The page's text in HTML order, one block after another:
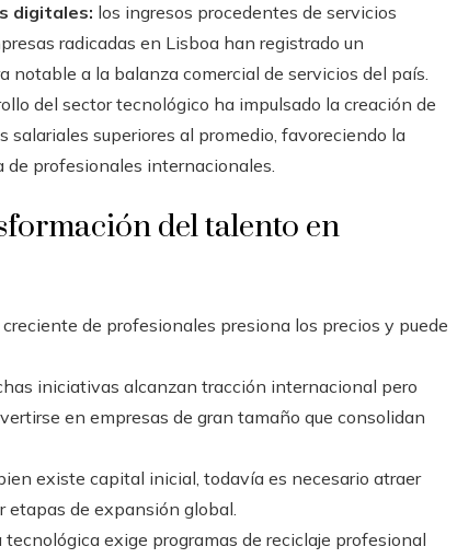
digitales: los ingresos procedentes de servicios
radicadas en Lisboa han registrado un
a la balanza comercial de servicios del país.
del sector tecnológico ha impulsado la creación de
superiores al promedio, favoreciendo la
profesionales internacionales.
del talento en
de profesionales presiona los precios y puede
iniciativas alcanzan tracción internacional pero
en empresas de gran tamaño que consolidan
existe capital inicial, todavía es necesario atraer
de expansión global.
exige programas de reciclaje profesional